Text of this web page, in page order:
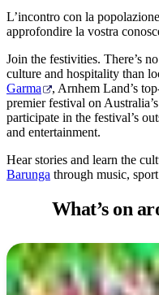
Cerca:
Sign
up
L’incontro con la
approfondire la vostra
Join the festivities. There’s
culture and hospitality than
Garma
, Arnhem Land’s
premier festival on
participate in the festival’s
and entertainment.
Hear stories and learn the
Barunga through music,
What’s on